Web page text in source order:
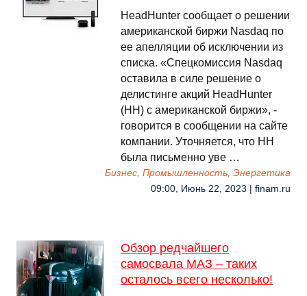
HeadHunter сообщает о решении
американской биржи Nasdaq по
ее апелляции об исключении из
списка. «Спецкомиссия Nasdaq
оставила в силе решение о
делистинге акций HeadHunter
(HH) с американской биржи», -
говорится в сообщении на сайте
компании. Уточняется, что HH
была письменно уве …
Бизнес, Промышленность, Энергетика
09:00, Июнь 22, 2023 | finam.ru
Обзор редчайшего
самосвала МАЗ – таких
осталось всего несколько!